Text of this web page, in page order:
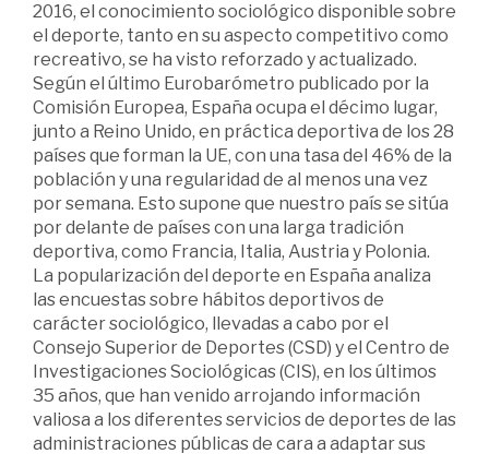
2016, el conocimiento sociológico disponible sobre
el deporte, tanto en su aspecto competitivo como
recreativo, se ha visto reforzado y actualizado.
Según el último Eurobarómetro publicado por la
Comisión Europea, España ocupa el décimo lugar,
junto a Reino Unido, en práctica deportiva de los 28
países que forman la UE, con una tasa del 46% de la
población y una regularidad de al menos una vez
por semana. Esto supone que nuestro país se sitúa
por delante de países con una larga tradición
deportiva, como Francia, Italia, Austria y Polonia.
La popularización del deporte en España analiza
las encuestas sobre hábitos deportivos de
carácter sociológico, llevadas a cabo por el
Consejo Superior de Deportes (CSD) y el Centro de
Investigaciones Sociológicas (CIS), en los últimos
35 años, que han venido arrojando información
valiosa a los diferentes servicios de deportes de las
administraciones públicas de cara a adaptar sus